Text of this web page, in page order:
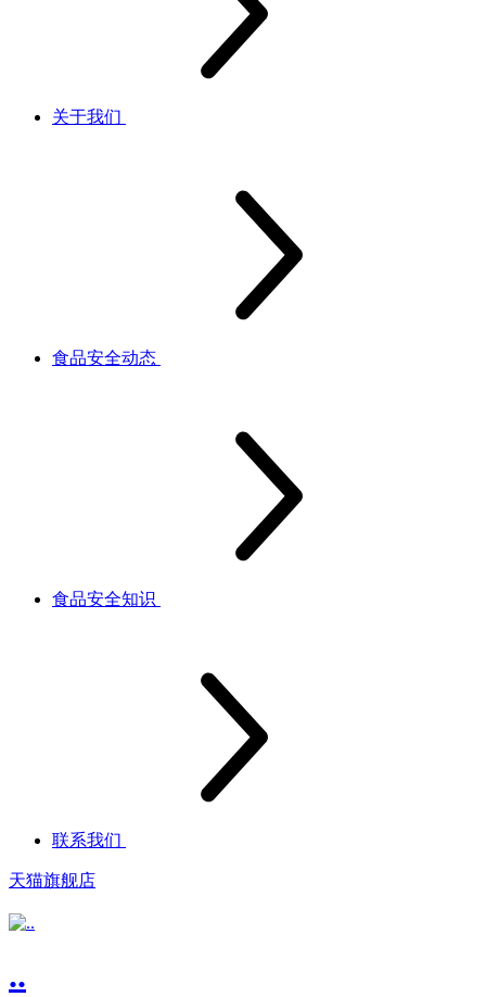
关于我们
食品安全动态
食品安全知识
联系我们
天猫旗舰店
..